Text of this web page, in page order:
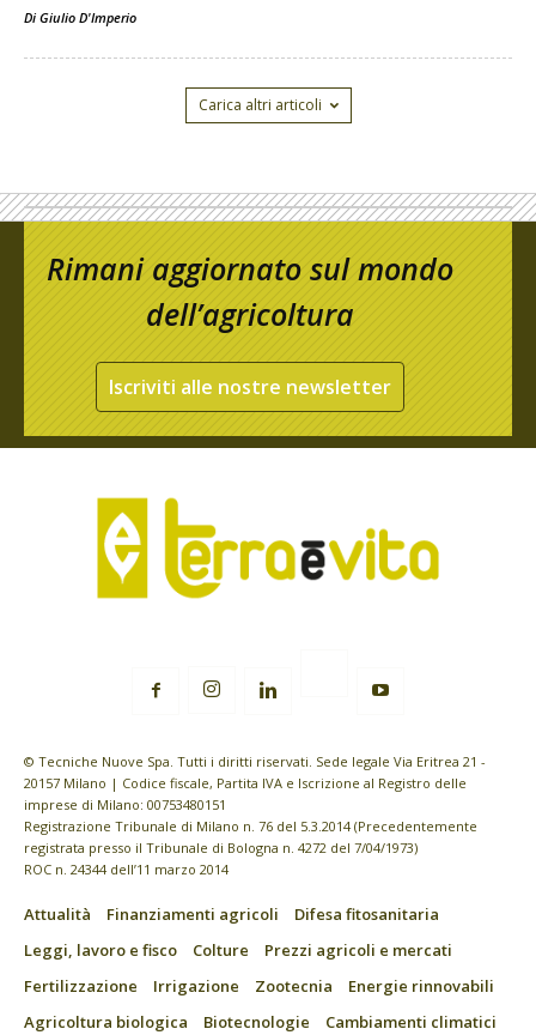
Di Giulio D'Imperio
Carica altri articoli
Rimani aggiornato sul mondo
dell’agricoltura
Iscriviti alle nostre newsletter
© Tecniche Nuove Spa. Tutti i diritti riservati. Sede legale Via Eritrea 21 -
20157 Milano | Codice fiscale, Partita IVA e Iscrizione al Registro delle
imprese di Milano: 00753480151
Registrazione Tribunale di Milano n. 76 del 5.3.2014 (Precedentemente
registrata presso il Tribunale di Bologna n. 4272 del 7/04/1973)
ROC n. 24344 dell’11 marzo 2014
Attualità Finanziamenti agricoli
Difesa fitosanitaria
Leggi, lavoro e fisco
Colture
Prezzi agricoli e mercati
Fertilizzazione
Irrigazione Zootecnia
Energie rinnovabili
Agricoltura biologica
Biotecnologie
Cambiamenti climatici